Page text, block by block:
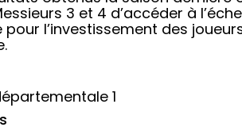
3 et 4 d’accéder à
l’investissement des
1